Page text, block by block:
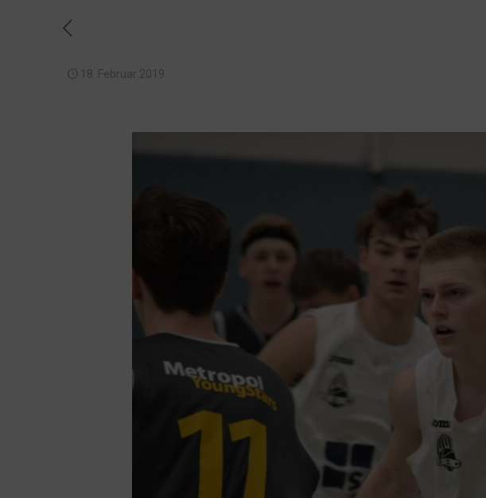
18. Februar 2019